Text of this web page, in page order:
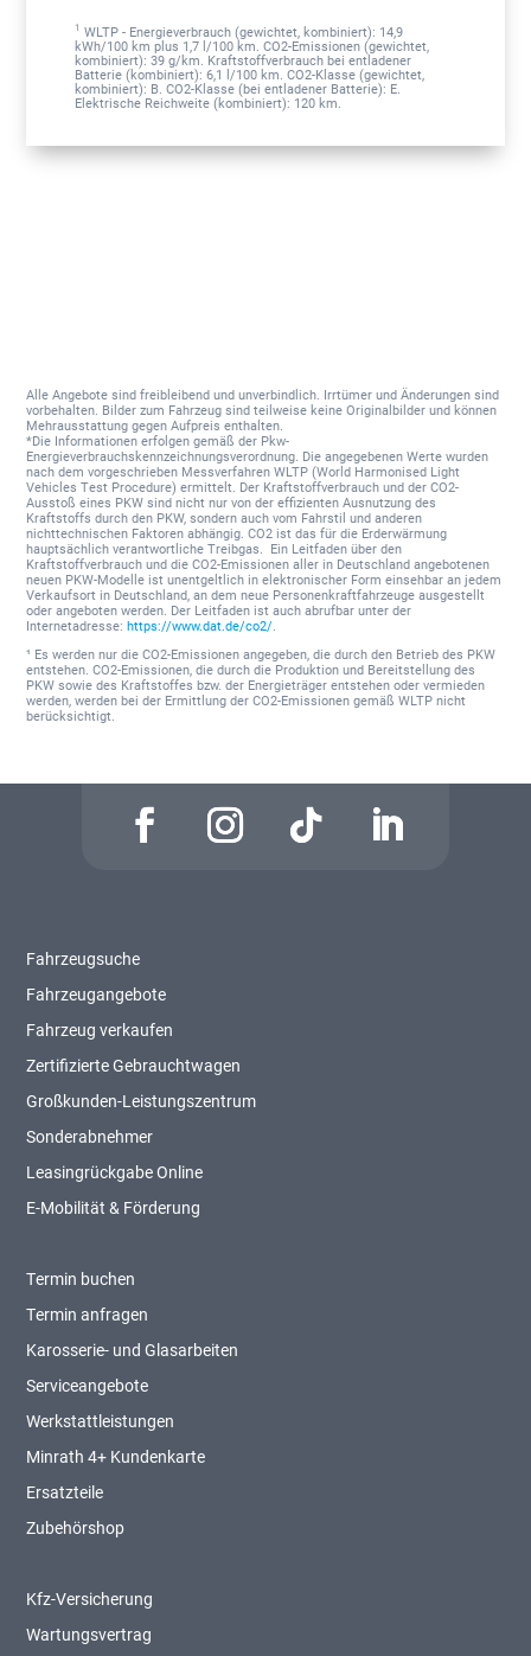
1 WLTP - Energieverbrauch (gewichtet, kombiniert): 14,9
kWh/100 km plus 1,7 l/100 km. CO2-Emissionen (gewichtet,
kombiniert): 39 g/km. Kraftstoffverbrauch bei entladener
Batterie (kombiniert): 6,1 l/100 km. CO2-Klasse (gewichtet,
kombiniert): B. CO2-Klasse (bei entladener Batterie): E.
Elektrische Reichweite (kombiniert): 120 km.
Alle Angebote sind freibleibend und unverbindlich. Irrtümer und Änderungen sind
vorbehalten. Bilder zum Fahrzeug sind teilweise keine Originalbilder und können
Mehrausstattung gegen Aufpreis enthalten.
*Die Informationen erfolgen gemäß der Pkw-
Energieverbrauchskennzeichnungsverordnung. Die angegebenen Werte wurden
nach dem vorgeschrieben Messverfahren WLTP (World Harmonised Light
Vehicles Test Procedure) ermittelt. Der Kraftstoffverbrauch und der CO2-
Ausstoß eines PKW sind nicht nur von der effizienten Ausnutzung des
Kraftstoffs durch den PKW, sondern auch vom Fahrstil und anderen
nichttechnischen Faktoren abhängig. CO2 ist das für die Erderwärmung
hauptsächlich verantwortliche Treibgas. Ein Leitfaden über den
Kraftstoffverbrauch und die CO2-Emissionen aller in Deutschland angebotenen
neuen PKW-Modelle ist unentgeltlich in elektronischer Form einsehbar an jedem
Verkaufsort in Deutschland, an dem neue Personenkraftfahrzeuge ausgestellt
oder angeboten werden. Der Leitfaden ist auch abrufbar unter der
Internetadresse:https://www.dat.de/co2/.
¹ Es werden nur die CO2-Emissionen angegeben, die durch den Betrieb des PKW
entstehen. CO2-Emissionen, die durch die Produktion und Bereitstellung des
PKW sowie des Kraftstoffes bzw. der Energieträger entstehen oder vermieden
werden, werden bei der Ermittlung der CO2-Emissionen gemäß WLTP nicht
berücksichtigt.
Fahrzeugsuche
Fahrzeugangebote
Fahrzeug verkaufen
Zertifizierte Gebrauchtwagen
Großkunden-Leistungszentrum
Sonderabnehmer
Leasingrückgabe Online
E-Mobilität & Förderung
Termin buchen
Termin anfragen
Karosserie- und Glasarbeiten
Serviceangebote
Werkstattleistungen
Minrath 4+ Kundenkarte
Ersatzteile
Zubehörshop
Kfz-Versicherung
Wartungsvertrag